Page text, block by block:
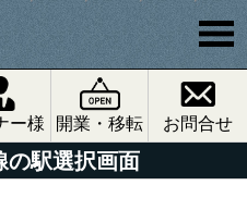
ー様 開業・移転 お問合せ
の駅選択画面